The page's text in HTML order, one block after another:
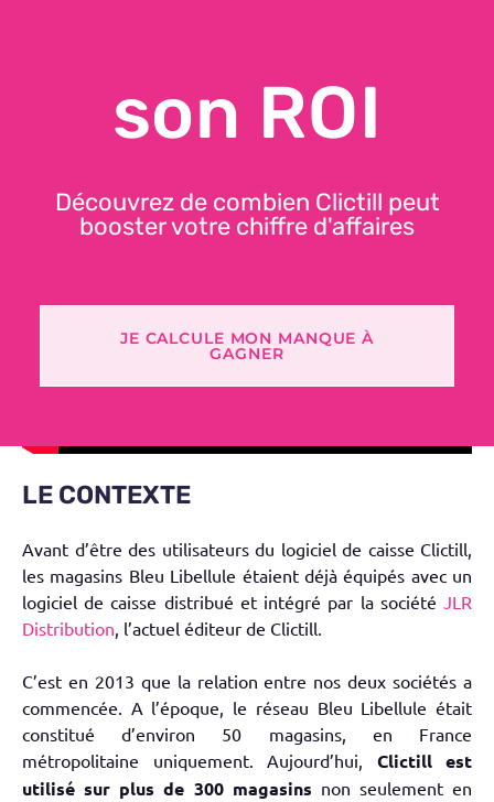
LE CONTEXTE
Avant d’être des utilisateurs du logiciel de caisse Clictill,
les magasins Bleu Libellule étaient déjà équipés avec un
logiciel de caisse distribué et intégré par la société JLR
Distribution , l’actuel éditeur de Clictill.
C’est en 2013 que la relation entre nos deux sociétés a
commencée. A l’époque, le réseau Bleu Libellule était
constitué d’environ 50 magasins, en France
métropolitaine uniquement. Aujourd’hui, Clictill est
utilisé sur plus de 300 magasins non seulement en
son ROI
Découvrez de combien Clictill peut
booster votre chiffre d'affaires
JE CALCULE MON MANQUE À
GAGNER